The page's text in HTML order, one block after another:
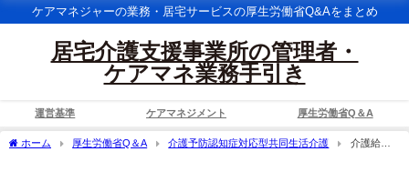
ケアマネジャーの業務・居宅サービスの厚生労働省Q&Aをまとめ
居宅介護支援事業所の管理者・
ケアマネ業務手引き
運営基準 ケアマネジメント 厚生労働省Q＆A
ホーム 厚生労働省Q＆A 介護予防認知症対応型共同生活介護
介護給付